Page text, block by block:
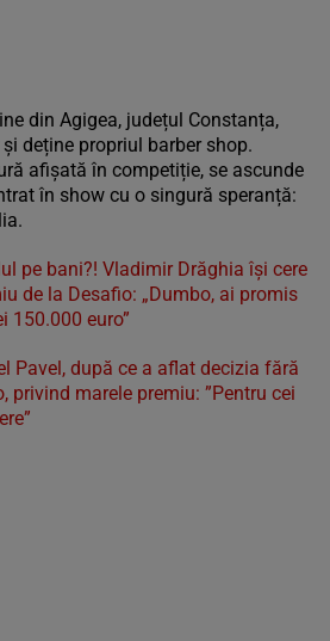
din Agigea, județul Constanța,
deține propriul barber shop.
afișată în competiție, se ascunde
în show cu o singură speranță:
pe bani?! Vladimir Drăghia își cere
de la Desafio: „Dumbo, ai promis
150.000 euro”
Pavel, după ce a aflat decizia fără
privind marele premiu: ”Pentru cei